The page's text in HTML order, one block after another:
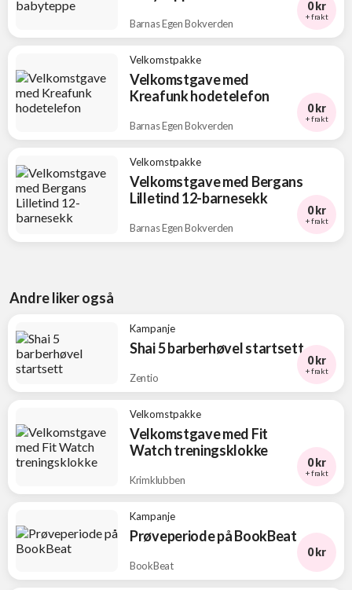
Barnas Egen Bokverden
0 kr
+ frakt
Velkomstpakke
Velkomstgave med
Kreafunk hodetelefon
Barnas Egen Bokverden
0 kr
+ frakt
Velkomstpakke
Velkomstgave med Bergans
Lilletind 12-barnesekk
Barnas Egen Bokverden
0 kr
+ frakt
Andre liker også
Kampanje
Shai 5 barberhøvel startsett
Zentio
0 kr
+ frakt
Velkomstpakke
Velkomstgave med Fit
Watch treningsklokke
Krimklubben
0 kr
+ frakt
Kampanje
Prøveperiode på BookBeat
BookBeat
0 kr